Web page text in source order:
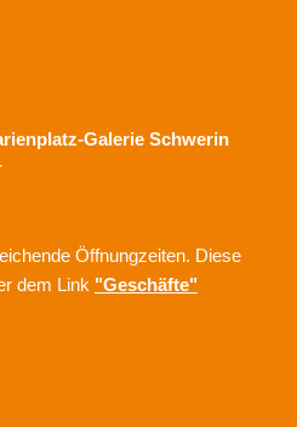
Galerie Schwerin
Öffnungzeiten. Diese
dem Link "Geschäfte"